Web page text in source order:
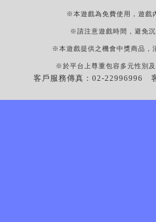
※本遊戲為免費使用，遊戲
※請注意遊戲時間，避免
※本遊戲提供之機會中獎商品，
※於平台上尊重包容多元性別
客戶服務傳真：02-22996996